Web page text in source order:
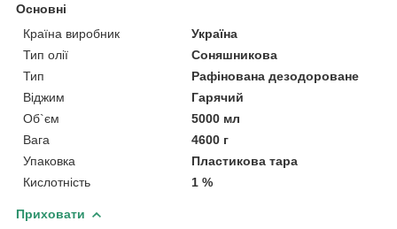
Основні
Країна виробник
Україна
Тип олії
Соняшникова
Тип
Рафінована дезодороване
Віджим
Гарячий
Об`єм
5000 мл
Вага
4600 г
Упаковка
Пластикова тара
Кислотність
1 %
Приховати